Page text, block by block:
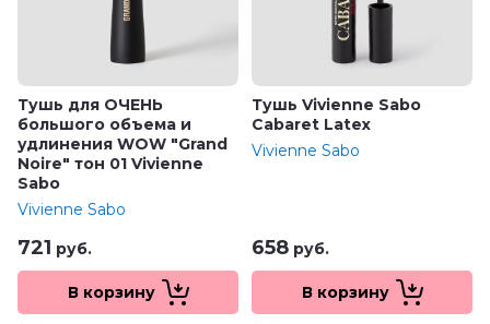
Тушь для ОЧЕНЬ
большого объема и
удлинения WOW "Grand
Noire" тон 01 Vivienne
Sabo
Vivienne Sabo
721 руб.
В корзину
Тушь Vivienne Sabo
Cabaret Latex
Vivienne Sabo
658 руб.
В корзину